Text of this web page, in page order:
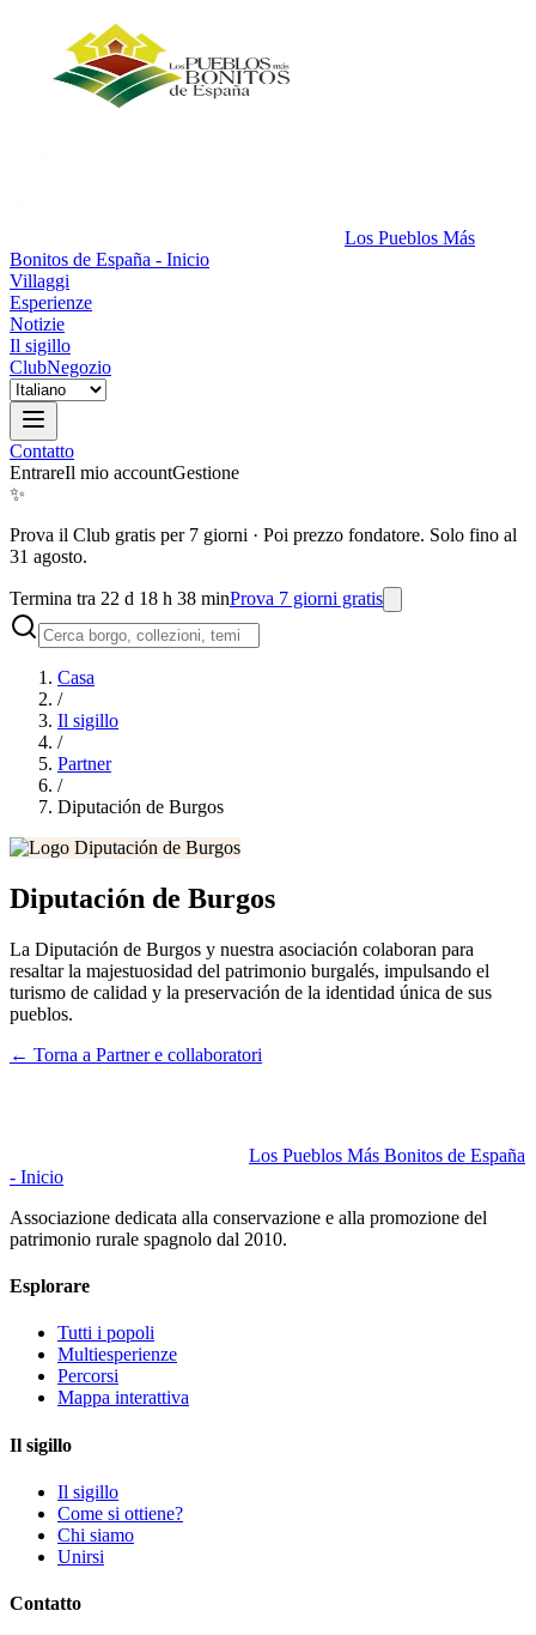
Los Pueblos Más
Bonitos de España - Inicio
Villaggi
Esperienze
Notizie
Il sigillo
ClubNegozio
Contatto
EntrareIl mio accountGestione
✨
Prova il Club gratis per 7 giorni · Poi prezzo fondatore. Solo fino al
31 agosto.
Termina tra 22 d 18 h 38 minProva 7 giorni gratis
Casa
/
Il sigillo
/
Partner
/
Diputación de Burgos
Diputación de Burgos
La Diputación de Burgos y nuestra asociación colaboran para
resaltar la majestuosidad del patrimonio burgalés, impulsando el
turismo de calidad y la preservación de la identidad única de sus
pueblos.
← Torna a Partner e collaboratori
Los Pueblos Más Bonitos de España
- Inicio
Associazione dedicata alla conservazione e alla promozione del
patrimonio rurale spagnolo dal 2010.
Esplorare
Tutti i popoli
Multiesperienze
Percorsi
Mappa interattiva
Il sigillo
Il sigillo
Come si ottiene?
Chi siamo
Unirsi
Contatto